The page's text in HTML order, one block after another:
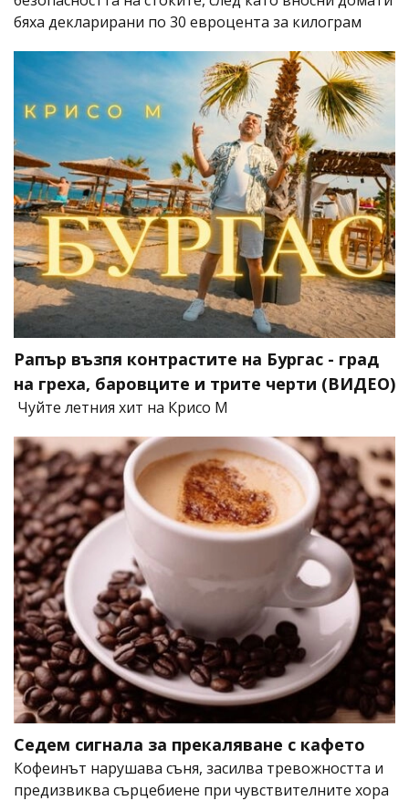
бяха декларирани по 30 евроцента за килограм
Рапър възпя контрастите на Бургас - град
на греха, баровците и трите черти (ВИДЕО)
Чуйте летния хит на Крисо М
Седем сигнала за прекаляване с кафето
Кофеинът нарушава съня, засилва тревожността и
предизвиква сърцебиене при чувствителните хора